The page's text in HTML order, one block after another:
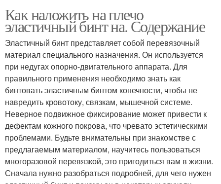
Как наложить на плечо
эластичный бинт на. Содержание
Эластичный бинт представляет собой перевязочный
материал специального назначения. Он используется
при недугах опорно-двигательного аппарата. Для
правильного применения необходимо знать как
бинтовать эластичным бинтом конечности, чтобы не
навредить кровотоку, связкам, мышечной системе.
Неверное подвижное фиксирование может привести к
дефектам кожного покрова, что чревато эстетическими
проблемами. Будьте внимательны при знакомстве с
предлагаемым материалом, научитесь пользоваться
многоразовой перевязкой, это пригодиться вам в жизни.
Сначала нужно разобраться подробней, для чего нужен